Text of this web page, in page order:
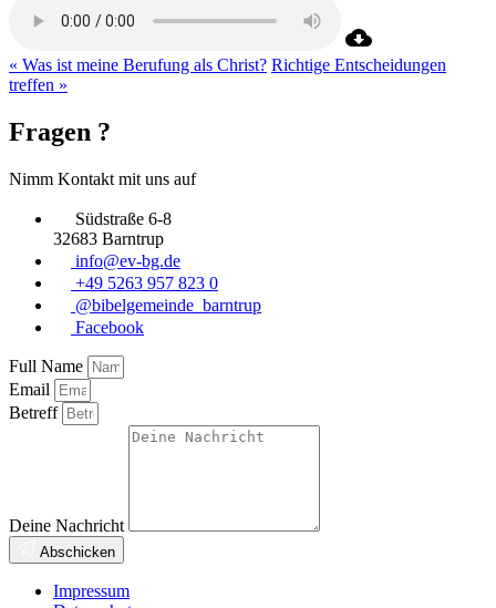
« Was ist meine Berufung als Christ? Richtige Entscheidungen
treffen »
Fragen ?
Nimm Kontakt mit uns auf
Südstraße 6-8
32683 Barntrup
info@ev-bg.de
+49 5263 957 823 0
@bibelgemeinde_barntrup
Facebook
Full Name
Email
Betreff
Deine Nachricht
Abschicken
Impressum